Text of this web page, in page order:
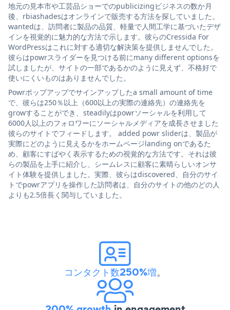
地元の見本市や工芸品ショーでのpublicizingビジネスの数か月
後、rbiashadesはオンラインで販売する方法を探していました。
wantedは、訪問者に製品の品質、軽量で人間工学に基づいたデザ
インを視覚的に魅力的な方法で示します。彼らのCressida For
WordPressはこれに対する適切な解決策を提供しませんでした。
彼らはpowrスライダーを見つける前にmany different optionsを
試しましたが、サイトの一部であるかのように見えず、不格好で
使いにくいものはありませんでした。
Powrポップアップでサインアップしたa small amount of time
で、彼らは250％以上（600以上の実際の連絡先）の連絡先を
growすることができ、steadilyはpowrソーシャルを利用して
6000人以上のフォロワーにソーシャルメディアを成長させました
彼らのサイトでフィードします。 added powr sliderは、製品が
実際にどのように見えるかをホームページlanding onであるた
め、顧客にすばやく表示するための視覚的な方法です。それは彼
らの製品を上手に紹介し、シームレスに顧客に素晴らしいオンサ
イト体験を提供しました。実際、彼らはdiscovered、自分のサイ
トでpowrアプリを操作した訪問者は、自分のサイトの他のどの人
よりも2.5倍長く関与していました。
コンタクト数250%増。